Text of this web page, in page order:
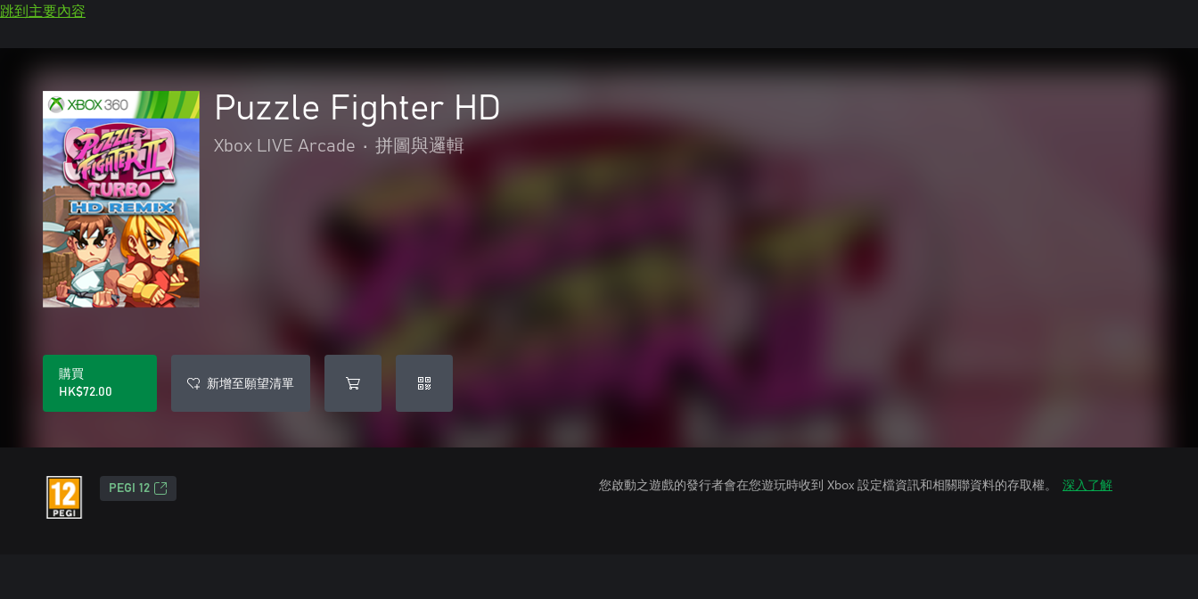
跳到主要內容
Puzzle Fighter HD
Xbox LIVE Arcade • 拼圖與邏輯
購買
HK$72.00
新增至願望清單
PEGI 12 您啟動之遊戲的發行者會在您遊玩時收到 Xbox 設定檔資訊和相關聯資料的存取權。 深入了解